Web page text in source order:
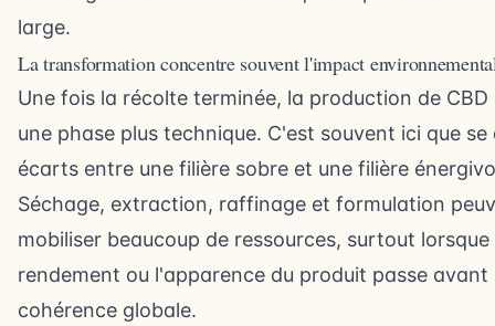
large.
La transformation concentre souvent l'impact
Une fois la récolte terminée, la production de
une phase plus technique. C'est souvent ici que se
écarts entre une filière sobre et une filière
Séchage, extraction, raffinage et formulation
mobiliser beaucoup de ressources, surtout lorsque
rendement ou l'apparence du produit passe avant
cohérence globale.